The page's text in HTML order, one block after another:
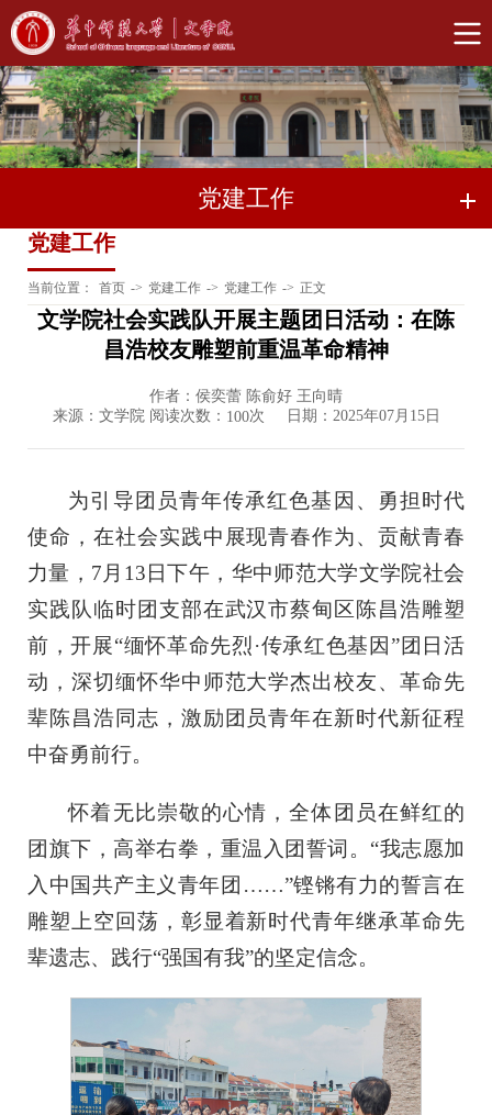
党建工作
党建工作
当前位置： 首页 -> 党建工作 -> 党建工作 -> 正文
文学院社会实践队开展主题团日活动：在陈
昌浩校友雕塑前重温革命精神
作者：侯奕蕾 陈俞好 王向晴
来源：文学院 阅读次数： 100次 日期：2025年07月15日
为引导团员青年传承红色基因、勇担时代
使命，在社会实践中展现青春作为、贡献青春
力量，7月13日下午，华中师范大学文学院社会
实践队临时团支部在武汉市蔡甸区陈昌浩雕塑
前，开展“缅怀革命先烈·传承红色基因”团日活
动，深切缅怀华中师范大学杰出校友、革命先
辈陈昌浩同志，激励团员青年在新时代新征程
中奋勇前行。
怀着无比崇敬的心情，全体团员在鲜红的
团旗下，高举右拳，重温入团誓词。“我志愿加
入中国共产主义青年团……”铿锵有力的誓言在
雕塑上空回荡，彰显着新时代青年继承革命先
辈遗志、践行“强国有我”的坚定信念。